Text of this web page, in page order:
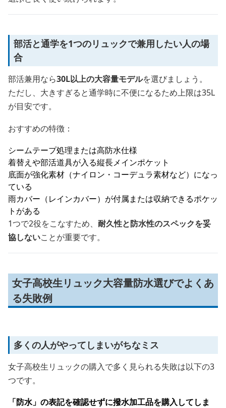
部活と通学を1つのリュックで兼用したい人の場
合
部活兼用なら30L以上の大容量モデルを選びましょう。
ただし、大きすぎると通学時に不便になるため上限は35L
が目安です。
おすすめの特徴：
シームテープ処理または高防水仕様
着替えや部活道具が入る縦長メインポケット
底面が強化素材（ナイロン・コーデュラ素材など）になっ
ている
雨カバー（レインカバー）が付属または収納できるポケッ
トがある
1つで2役をこなすため、 耐久性と防水性のスペックを妥
協しないことが重要です。
女子高校生リュック大容量防水選びでよくあ
る失敗例
多くの人がやってしまいがちなミス
女子高校生リュックの購入で多く見られる失敗は以下の3
つです。
「防水」の表記を確認せずに撥水加工品を購入してしま